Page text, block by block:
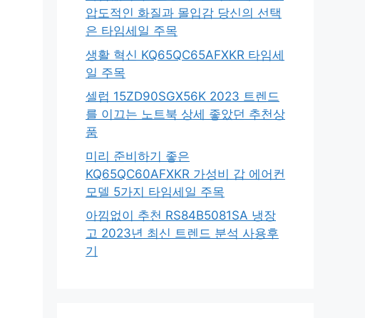
압도적인 화질과 몰입감 당신의 선택
은 타임세일 주목
생활 혁신 KQ65QC65AFXKR 타임세
일 주목
셀럽 15ZD90SGX56K 2023 트렌드
를 이끄는 노트북 상세 좋았던 추천상
품
미리 준비하기 좋은
KQ65QC60AFXKR 가성비 갑 에어컨
모델 5가지 타임세일 주목
아낌없이 추천 RS84B5081SA 냉장
고 2023년 최신 트렌드 분석 사용후
기